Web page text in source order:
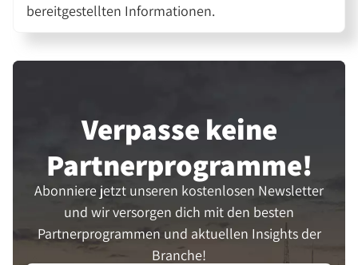
bereitgestellten Informationen.
Verpasse keine
Partner­programme!
Abonniere jetzt unseren kostenlosen Newsletter
und wir versorgen dich mit den besten
Partnerprogrammen und aktuellen Insights der
Branche!